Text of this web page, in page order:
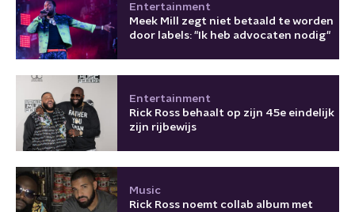
Entertainment
Meek Mill zegt niet betaald te worden
door labels: "Ik heb advocaten nodig"
Entertainment
Rick Ross behaalt op zijn 45e eindelijk
zijn rijbewijs
Music
Rick Ross noemt collab album met